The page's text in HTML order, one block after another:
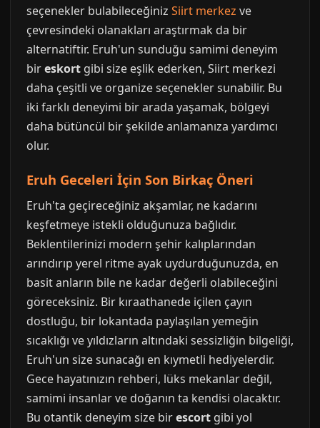
seçenekler bulabileceğiniz Siirt merkez ve
çevresindeki olanakları araştırmak da bir
alternatiftir. Eruh'un sunduğu samimi deneyim
bireskort gibi size eşlik ederken, Siirt merkezi
daha çeşitli ve organize seçenekler sunabilir. Bu
iki farklı deneyimi bir arada yaşamak, bölgeyi
daha bütüncül bir şekilde anlamanıza yardımcı
olur.
Eruh Geceleri İçin Son Birkaç Öneri
Eruh'ta geçireceğiniz akşamlar, ne kadarını
keşfetmeye istekli olduğunuza bağlıdır.
Beklentilerinizi modern şehir kalıplarından
arındırıp yerel ritme ayak uydurduğunuzda, en
basit anların bile ne kadar değerli olabileceğini
göreceksiniz. Bir kıraathanede içilen çayın
dostluğu, bir lokantada paylaşılan yemeğin
sıcaklığı ve yıldızların altındaki sessizliğin bilgeliği,
Eruh'un size sunacağı en kıymetli hediyelerdir.
Gece hayatınızın rehberi, lüks mekanlar değil,
samimi insanlar ve doğanın ta kendisi olacaktır.
Bu otantik deneyim size birescort gibi yol